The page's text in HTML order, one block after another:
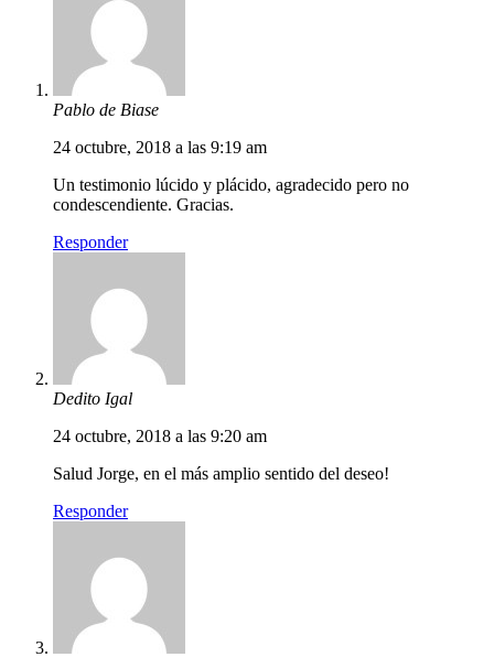
Pablo de Biase
24 octubre, 2018 a las 9:19 am
Un testimonio lúcido y plácido, agradecido pero no
condescendiente. Gracias.
Responder
Dedito Igal
24 octubre, 2018 a las 9:20 am
Salud Jorge, en el más amplio sentido del deseo!
Responder